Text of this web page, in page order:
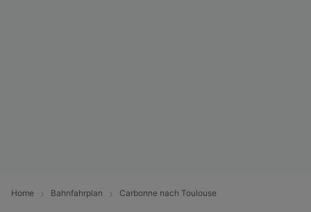
Home Bahnfahrplan Carbonne nach Toulouse